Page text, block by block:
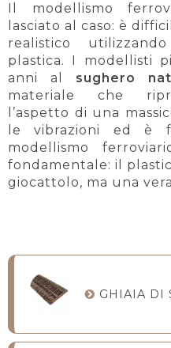
Il modellismo
lasciato al caso: è
realistico
plastica. I modellisti
anni al sughero
materiale che
l’aspetto di una
le vibrazioni ed è
modellismo
fondamentale: il
giocattolo, ma una
GHIAIA DI